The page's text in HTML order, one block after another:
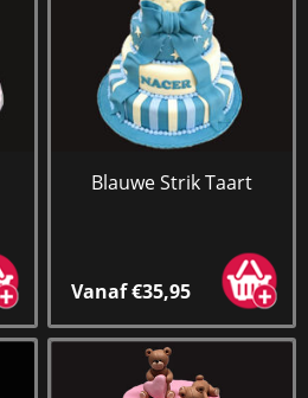
Blauwe Strik Taart
Vanaf €35,95